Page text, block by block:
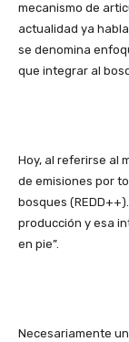
mecanismo de
actualidad ya
se denomina
que integrar al
Hoy, al referirse al
de emisiones por
bosques
producción y esa
en pie”.
Necesariamente